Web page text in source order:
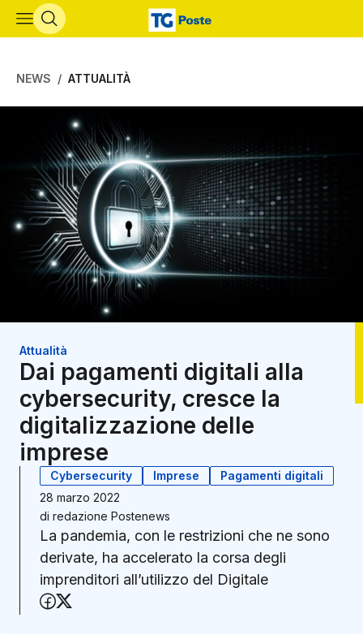
Vai al contenuto principale
NEWS ATTUALITÀ
Attualità
Dai pagamenti digitali alla
cybersecurity, cresce la
digitalizzazione delle
imprese
Cybersecurity Imprese
Pagamenti digitali
28 marzo 2022
di redazione Postenews
La pandemia, con le restrizioni che ne sono
derivate, ha accelerato la corsa degli
imprenditori all’utilizzo del Digitale
Condividi su Facebook